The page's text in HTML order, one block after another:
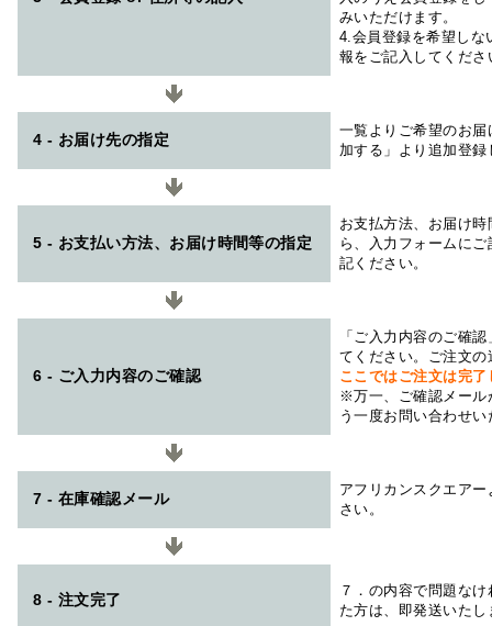
みいただけます。
4.会員登録を希望しな
報をご記入してくださ
4 - お届け先の指定
一覧よりご希望のお
加する」より追加登
5 - お支払い方法、お届け時間等の指定
お支払方法、お届け
ら、入力フォームに
記ください。
6 - ご入力内容のご確認
「ご入力内容のご確
てください。ご注文
ここではご注文は完
※万一、ご確認メール
う一度お問い合わせ
7 - 在庫確認メール
アフリカンスクエアー
さい。
8 - 注文完了
７．の内容で問題な
た方は、即発送いたし